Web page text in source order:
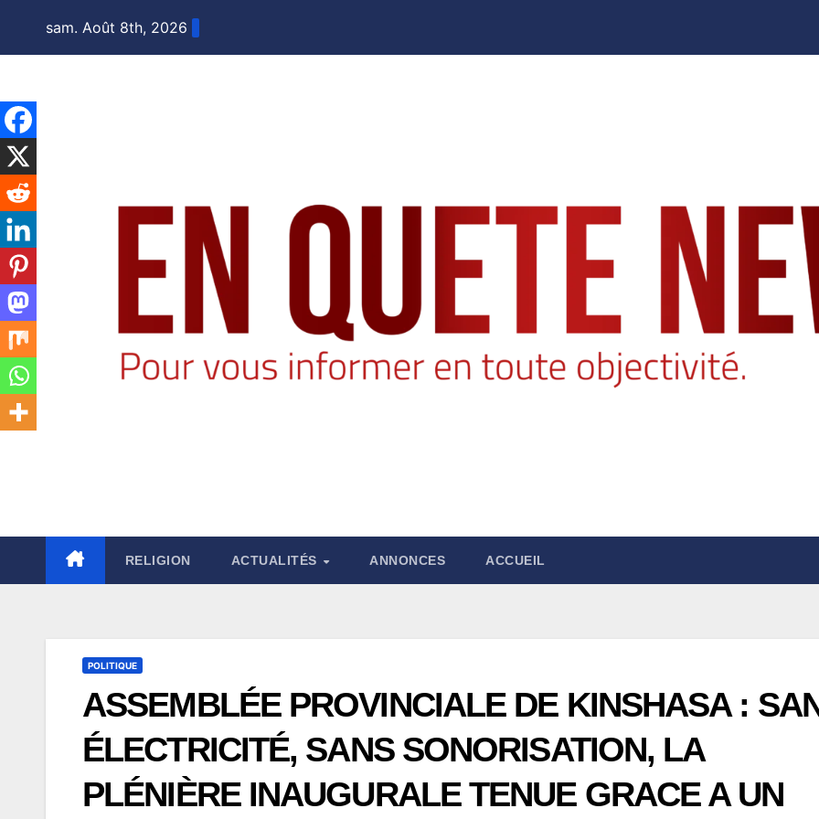
sam. Août 8th, 2026
RELIGION ACTUALITÉS ANNONCES ACCUEIL
POLITIQUE
ASSEMBLÉE PROVINCIALE DE KINSHASA :
ÉLECTRICITÉ, SANS SONORISATION, LA
PLÉNIÈRE INAUGURALE TENUE GRACE A UN